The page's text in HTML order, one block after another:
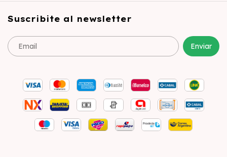
Suscribite al newsletter